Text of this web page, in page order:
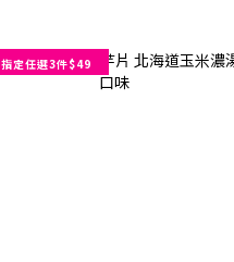
指定任選3件$49